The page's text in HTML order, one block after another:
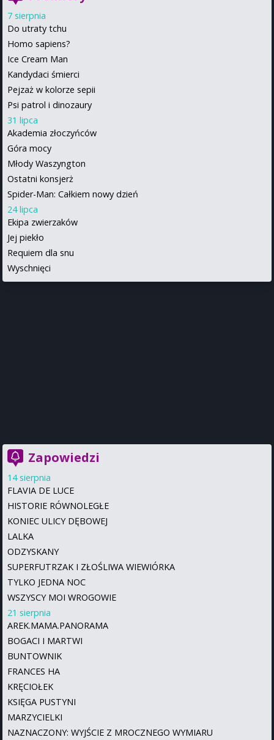
7 sierpnia
Do utraty tchu
Homo sapiens?
Ice Cream Man
Kandydaci śmierci
Pejzaż w kolorze sepii
Psi patrol i dinozaury
31 lipca
Akademia złoczyńców
Góra mocy
Młody Waszyngton
Ostatni konsjerż
Spider-Man: Całkiem nowy dzień
24 lipca
Ekipa zwierzaków
Jej piekło
Requiem dla snu
Wyschnięci
Zapowiedzi
14 sierpnia
FLAVIA DE LUCE
HISTORIE RÓWNOLEGŁE
KONIEC ULICY DĘBOWEJ
LALKA
ODZYSKANY
SUPERFUTRZAK I ZŁOŚLIWA WIEWIÓRKA
TYLKO JEDNA NOC
WSZYSCY MOI WROGOWIE
21 sierpnia
AREK.MAMA.PANORAMA
BOGACI I MARTWI
BUNTOWNIK
FRANCES HA
KRĘCIOŁEK
KSIĘGA PUSTYNI
MARZYCIELKI
NAZNACZONY: WYJŚCIE Z MROCZNEGO WYMIARU